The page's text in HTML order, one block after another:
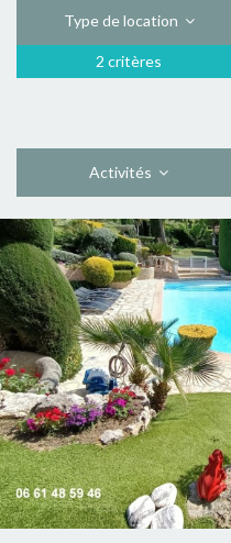
Type de location
2 critères
Activités